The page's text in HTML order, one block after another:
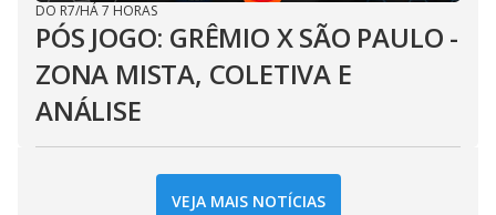
DO R7/HÁ 7 HORAS
PÓS JOGO: GRÊMIO X SÃO PAULO -
ZONA MISTA, COLETIVA E
ANÁLISE
VEJA MAIS NOTÍCIAS